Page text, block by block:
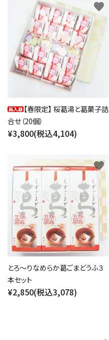
【春限定】 桜葛湯と葛菓子詰
合せ（20個）
¥3,800(税込4,104)
favorite
とろ～りなめらか葛ごまどうふ３
本セット
¥2,850(税込3,078)
favorite